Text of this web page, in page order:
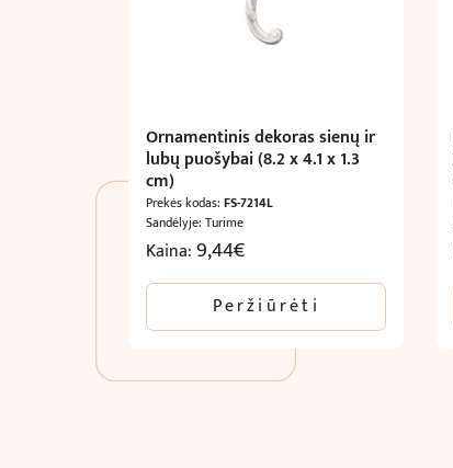
Ornamentinis dekoras sienų ir
lubų puošybai (8.2 x 4.1 x 1.3
cm)
Prekės kodas: FS-7214L
Sandėlyje: Turime
Kaina:9,44€
Peržiūrėti